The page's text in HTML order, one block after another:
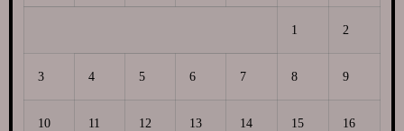
1 2
3 4 5 6 7 8 9
10 11 12 13 14 15 16